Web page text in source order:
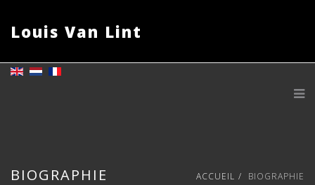
Louis Van Lint
BIOGRAPHIE ACCUEIL BIOGRAPHIE